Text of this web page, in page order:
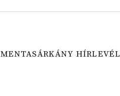
MENTASÁRKÁNY HÍRLEVÉL